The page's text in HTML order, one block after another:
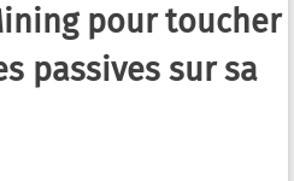
pour toucher
passives sur sa